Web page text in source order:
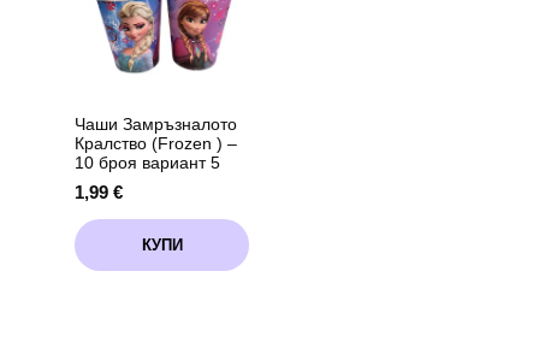
Чаши Замръзналото
Кралство (Frozen ) –
10 броя вариант 5
1,99 €
КУПИ